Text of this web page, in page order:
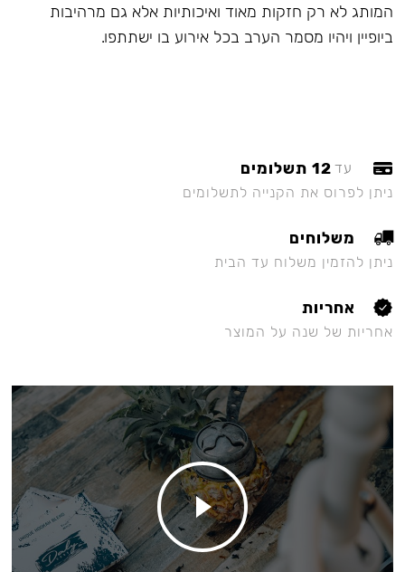
המותג לא רק חזקות מאוד ואיכותיות אלא גם מרהיבות
ביופיין ויהיו מסמר הערב בכל אירוע בו ישתתפו.
עד 12 תשלומים
ניתן לפרוס את הקנייה לתשלומים
משלוחים
ניתן להזמין משלוח עד הבית
אחריות
אחריות של שנה על המוצר